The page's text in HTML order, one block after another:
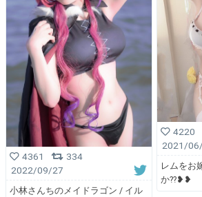
4361
334
2022/09/27
小林さんちのメイドラゴン / イル
4220
2021/
レムをお
か??❥❥